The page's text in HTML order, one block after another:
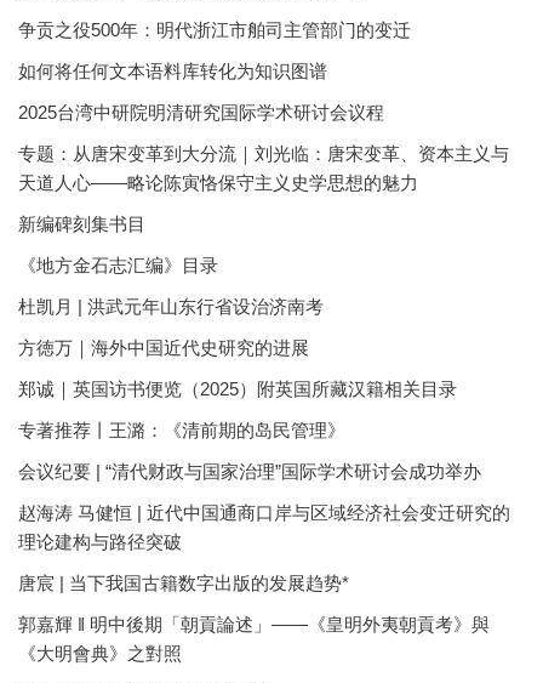
争贡之役500年：明代浙江市舶司主管部门的变迁
如何将任何文本语料库转化为知识图谱
2025台湾中研院明清研究国际学术研讨会议程
专题：从唐宋变革到大分流｜刘光临：唐宋变革、资本主义与
天道人心——略论陈寅恪保守主义史学思想的魅力
新编碑刻集书目
《地方金石志汇编》目录
杜凯月 | 洪武元年山东行省设治济南考
方徳万｜海外中国近代史研究的进展
郑诚｜英国访书便览（2025）附英国所藏汉籍相关目录
专著推荐丨王潞：《清前期的岛民管理》
会议纪要 | “清代财政与国家治理”国际学术研讨会成功举办
赵海涛 马健恒 | 近代中国通商口岸与区域经济社会变迁研究的
理论建构与路径突破
唐宸 | 当下我国古籍数字出版的发展趋势*
郭嘉輝 ‖ 明中後期「朝貢論述」——《皇明外夷朝貢考》與
《大明會典》之對照